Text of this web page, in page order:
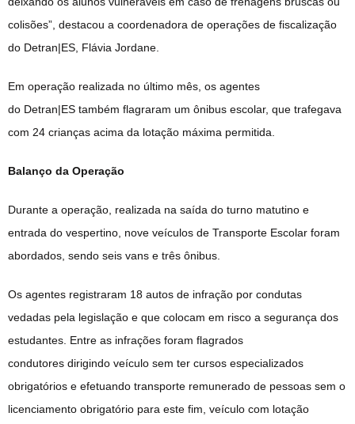
colisões”, destacou a coordenadora de operações de fiscalização
do Detran|ES, Flávia Jordane.
Em operação realizada no último mês, os agentes
do Detran|ES também flagraram um ônibus escolar, que trafegava
com 24 crianças acima da lotação máxima permitida.
Balanço da Operação
Durante a operação, realizada na saída do turno matutino e
entrada do vespertino, nove veículos de Transporte Escolar foram
abordados, sendo seis vans e três ônibus.
Os agentes registraram 18 autos de infração por condutas
vedadas pela legislação e que colocam em risco a segurança dos
estudantes. Entre as infrações foram flagrados
condutores dirigindo veículo sem ter cursos especializados
obrigatórios e efetuando transporte remunerado de pessoas sem o
licenciamento obrigatório para este fim, veículo com lotação